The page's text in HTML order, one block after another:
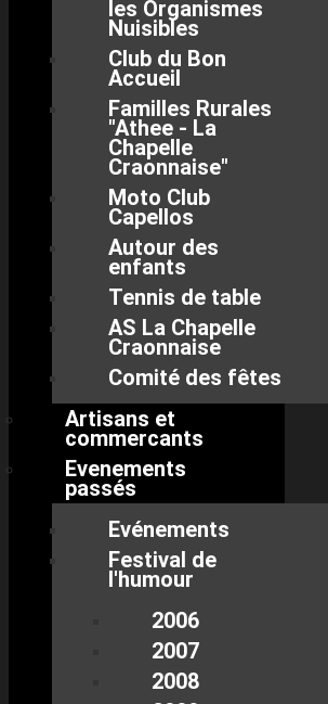
les Organismes
Nuisibles
Club du Bon
Accueil
Familles Rurales
"Athee - La
Chapelle
Craonnaise"
Moto Club
Capellos
Autour des
enfants
Tennis de table
AS La Chapelle
Craonnaise
Comité des fêtes
Artisans et
commercants
Evenements
passés
Evénements
Festival de
l'humour
2006
2007
2008